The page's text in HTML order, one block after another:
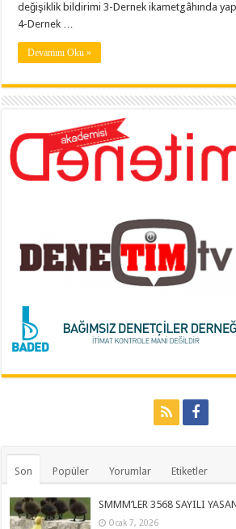
değişiklik bildirimi 3-Dernek ikametgâhında
4-Dernek …
Devamını Oku »
Son Popüler Yorumlar Etiketler
SMMM’LER 3568 SAYILI
Ocak 7, 2026